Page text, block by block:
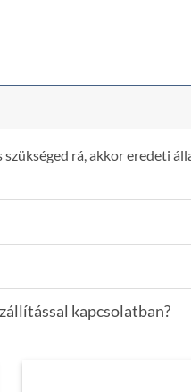
szükséged rá, akkor
kapcsolatban?